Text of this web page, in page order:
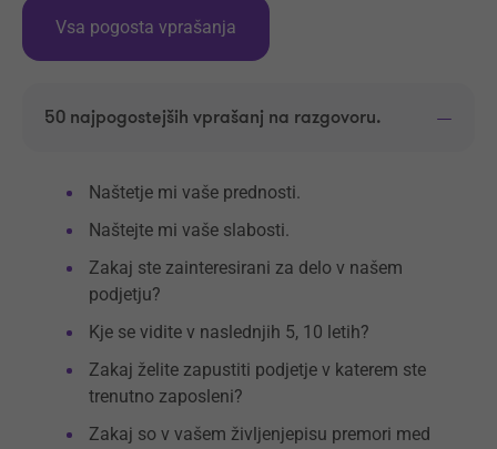
Vsa pogosta vprašanja
50 najpogostejših vprašanj na razgovoru.
Naštetje mi vaše prednosti.
Naštejte mi vaše slabosti.
Zakaj ste zainteresirani za delo v našem
podjetju?
Kje se vidite v naslednjih 5, 10 letih?
Zakaj želite zapustiti podjetje v katerem ste
trenutno zaposleni?
Zakaj so v vašem življenjepisu premori med